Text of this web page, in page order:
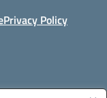
Privacy Policy